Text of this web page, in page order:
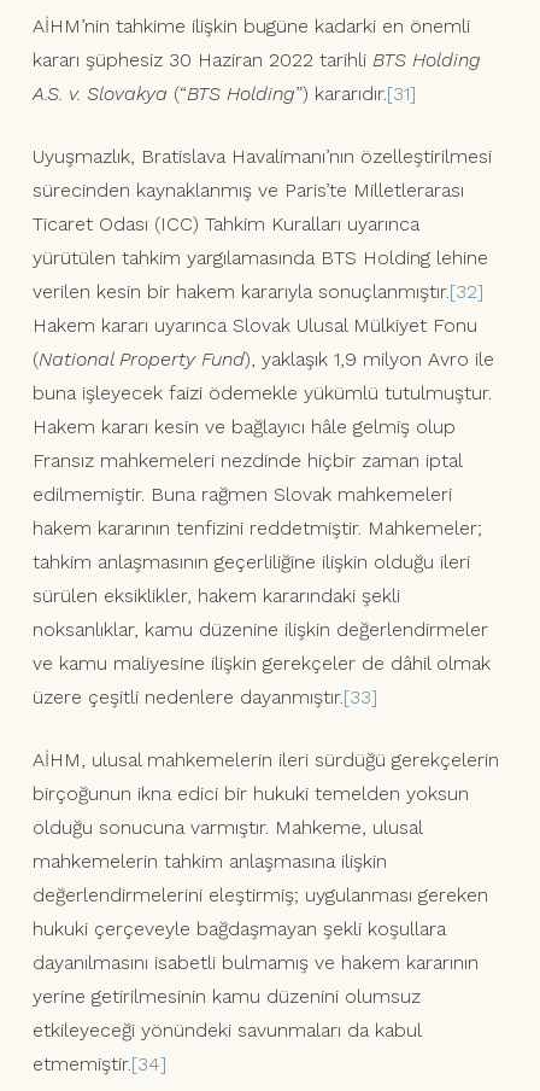
AİHM’nin tahkime ilişkin bugüne kadarki en önemli
kararı şüphesiz 30 Haziran 2022 tarihli BTS Holding
A.S. v. Slovakya (“BTS Holding”) kararıdır.[31]
Uyuşmazlık, Bratislava Havalimanı’nın özelleştirilmesi
sürecinden kaynaklanmış ve Paris’te Milletlerarası
Ticaret Odası (ICC) Tahkim Kuralları uyarınca
yürütülen tahkim yargılamasında BTS Holding lehine
verilen kesin bir hakem kararıyla sonuçlanmıştır.[32]
Hakem kararı uyarınca Slovak Ulusal Mülkiyet Fonu
(National Property Fund), yaklaşık 1,9 milyon Avro ile
buna işleyecek faizi ödemekle yükümlü tutulmuştur.
Hakem kararı kesin ve bağlayıcı hâle gelmiş olup
Fransız mahkemeleri nezdinde hiçbir zaman iptal
edilmemiştir. Buna rağmen Slovak mahkemeleri
hakem kararının tenfizini reddetmiştir. Mahkemeler;
tahkim anlaşmasının geçerliliğine ilişkin olduğu ileri
sürülen eksiklikler, hakem kararındaki şekli
noksanlıklar, kamu düzenine ilişkin değerlendirmeler
ve kamu maliyesine ilişkin gerekçeler de dâhil olmak
üzere çeşitli nedenlere dayanmıştır.[33]
AİHM, ulusal mahkemelerin ileri sürdüğü gerekçelerin
birçoğunun ikna edici bir hukuki temelden yoksun
olduğu sonucuna varmıştır. Mahkeme, ulusal
mahkemelerin tahkim anlaşmasına ilişkin
değerlendirmelerini eleştirmiş; uygulanması gereken
hukuki çerçeveyle bağdaşmayan şekli koşullara
dayanılmasını isabetli bulmamış ve hakem kararının
yerine getirilmesinin kamu düzenini olumsuz
etkileyeceği yönündeki savunmaları da kabul
etmemiştir.[34]